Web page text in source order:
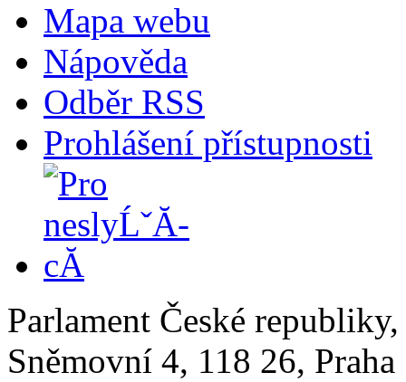
Mapa webu
Nápověda
Odběr RSS
Prohlášení přístupnosti
Parlament České
Sněmovní 4, 118 26,